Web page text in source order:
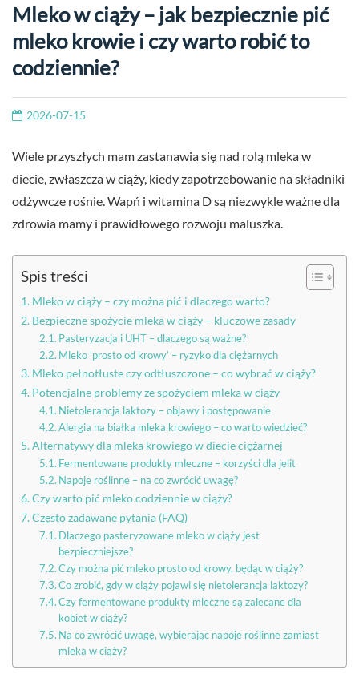
Mleko w ciąży – jak bezpiecznie pić
mleko krowie i czy warto robić to
codziennie?
2026-07-15
Wiele przyszłych mam zastanawia się nad rolą mleka w
diecie, zwłaszcza w ciąży, kiedy zapotrzebowanie na składniki
odżywcze rośnie. Wapń i witamina D są niezwykle ważne dla
zdrowia mamy i prawidłowego rozwoju maluszka.
Spis treści
Mleko w ciąży – czy można pić i dlaczego warto?
Bezpieczne spożycie mleka w ciąży – kluczowe zasady
Pasteryzacja i UHT – dlaczego są ważne?
Mleko 'prosto od krowy’ – ryzyko dla ciężarnych
Mleko pełnotłuste czy odtłuszczone – co wybrać w ciąży?
Potencjalne problemy ze spożyciem mleka w ciąży
Nietolerancja laktozy – objawy i postępowanie
Alergia na białka mleka krowiego – co warto wiedzieć?
Alternatywy dla mleka krowiego w diecie ciężarnej
Fermentowane produkty mleczne – korzyści dla jelit
Napoje roślinne – na co zwrócić uwagę?
Czy warto pić mleko codziennie w ciąży?
Często zadawane pytania (FAQ)
Dlaczego pasteryzowane mleko w ciąży jest
bezpieczniejsze?
Czy można pić mleko prosto od krowy, będąc w ciąży?
Co zrobić, gdy w ciąży pojawi się nietolerancja laktozy?
Czy fermentowane produkty mleczne są zalecane dla
kobiet w ciąży?
Na co zwrócić uwagę, wybierając napoje roślinne zamiast
mleka w ciąży?